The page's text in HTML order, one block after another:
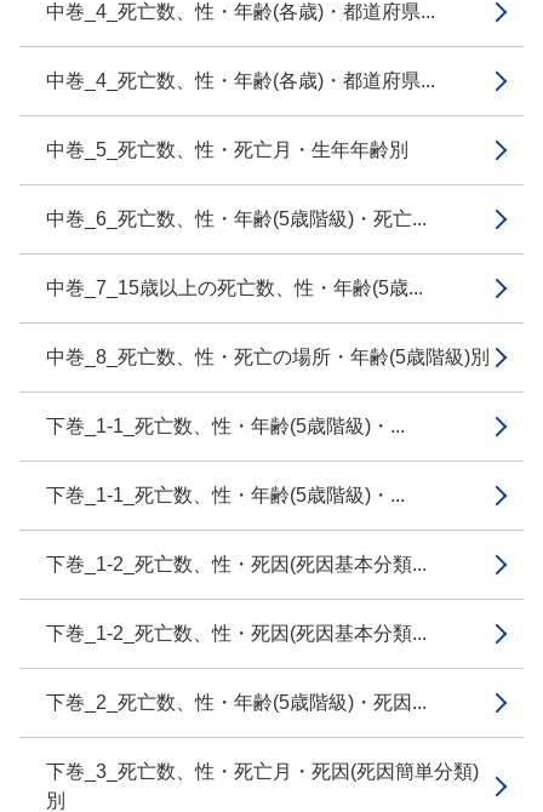
中巻_4_死亡数、性・年齢(各歳)・都道府県...
中巻_4_死亡数、性・年齢(各歳)・都道府県...
中巻_5_死亡数、性・死亡月・生年年齢別
中巻_6_死亡数、性・年齢(5歳階級)・死亡...
中巻_7_15歳以上の死亡数、性・年齢(5歳...
中巻_8_死亡数、性・死亡の場所・年齢(5歳階級)別
下巻_1-1_死亡数、性・年齢(5歳階級)・...
下巻_1-1_死亡数、性・年齢(5歳階級)・...
下巻_1-2_死亡数、性・死因(死因基本分類...
下巻_1-2_死亡数、性・死因(死因基本分類...
下巻_2_死亡数、性・年齢(5歳階級)・死因...
下巻_3_死亡数、性・死亡月・死因(死因簡単分類)
別